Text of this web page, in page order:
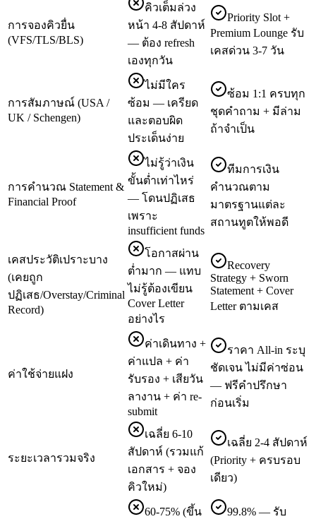
การจองคิวยื่น
(VFS/TLS/BLS)
คิวเต็มล่วง
หน้า 4-8 สัปดาห์
— ต้อง refresh
เองทุกวัน
Priority Slot +
Premium Lounge รับ
เคสด่วน 3-7 วัน
การสัมภาษณ์ (USA /
UK / Schengen)
ไม่มีใคร
ซ้อม — เครียด
และตอบผิด
ประเด็นง่าย
ซ้อม 1:1 ครบทุก
ชุดคำถาม + มีล่าม
ถ้าจำเป็น
การคำนวณ Statement &
Financial Proof
ไม่รู้ว่าเงิน
ขั้นต่ำเท่าไหร่
— โดนปฏิเสธ
เพราะ
insufficient funds
ทีมการเงิน
คำนวณตาม
มาตรฐานแต่ละ
สถานทูตให้พอดี
เคสประวัติเปราะบาง
(เคยถูก
ปฏิเสธ/Overstay/Criminal
Record)
โอกาสผ่าน
ต่ำมาก — แทบ
ไม่รู้ต้องเขียน
Cover Letter
อย่างไร
Recovery
Strategy + Sworn
Statement + Cover
Letter ตามเคส
ค่าใช้จ่ายแฝง
ค่าเดินทาง +
ค่าแปล + ค่า
รับรอง + เสียวัน
ลางาน + ค่า re-
submit
ราคา All-in ระบุ
ชัดเจน ไม่มีค่าซ่อน
— ฟรีคำปรึกษา
ก่อนเริ่ม
ระยะเวลารวมจริง
เฉลี่ย 6-10
สัปดาห์ (รวมแก้
เอกสาร + จอง
คิวใหม่)
เฉลี่ย 2-4 สัปดาห์
(Priority + ครบรอบ
เดียว)
60-75% (ขึ้น
99.8% — รับ